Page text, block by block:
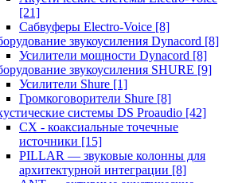
[21]
Сабвуферы Electro-Voice [8]
звукоусиления Dynacord [8]
Усилители мощности Dynacord [8]
звукоусиления SHURE [9]
Усилители Shure [1]
Громкоговорители Shure [8]
системы DS Proaudio [42]
CX - коаксиальные точечные
источники [15]
PILLAR — звуковые колонны для
архитектурной интеграции [8]